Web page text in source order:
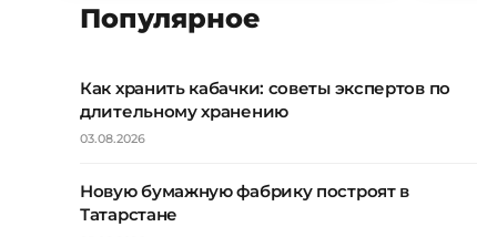
Популярное
Как хранить кабачки: советы экспертов по
длительному хранению
03.08.2026
Новую бумажную фабрику построят в
Татарстане